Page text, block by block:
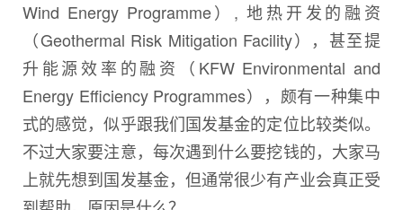
Wind Energy Programme）, 地热开发的融资
（Geothermal Risk Mitigation Facility），甚至提
升能源效率的融资（KFW Environmental and
Energy Efficiency Programmes），颇有一种集中
式的感觉，似乎跟我们国发基金的定位比较类似。
不过大家要注意，每次遇到什么要挖钱的，大家马
上就先想到国发基金，但通常很少有产业会真正受